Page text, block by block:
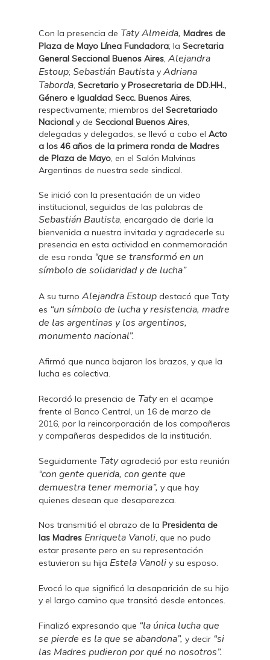
Con la presencia de Taty Almeida, Madres de
Plaza de Mayo Línea Fundadora; laSecretaria
General Seccional Buenos Aires,Alejandra
Estoup;Sebastián Bautista yAdriana
Taborda,Secretario y Prosecretaria de DD.HH.,
Género e Igualdad Secc. Buenos Aires,
respectivamente; miembros delSecretariado
Nacional y deSeccional Buenos Aires,
delegadas y delegados, se llevó a cabo elActo
a los 46 años de la primera ronda de Madres
de Plaza de Mayo, en el Salón Malvinas
Argentinas de nuestra sede sindical.
Se inició con la presentación de un video
institucional, seguidas de las palabras de
Sebastián Bautista, encargado de darle la
bienvenida a nuestra invitada y agradecerle su
presencia en esta actividad en conmemoración
de esa ronda “que se transformó en un
símbolo de solidaridad y de lucha”
A su turnoAlejandra Estoup destacó que Taty
es “un símbolo de lucha y resistencia, madre
de las argentinas y los argentinos,
monumento nacional”.
Afirmó que nunca bajaron los brazos, y que la
lucha es colectiva.
Recordó la presencia de Tatyen el acampe
frente al Banco Central, un 16 de marzo de
2016, por la reincorporación de los compañeras
y compañeras despedidos de la institución.
Seguidamente Tatyagradeció por esta reunión
“con gente querida, con gente que
demuestra tener memoria”, y que hay
quienes desean que desaparezca.
Nos transmitió el abrazo de laPresidenta de
las Madres Enriqueta Vanoli, que no pudo
estar presente pero en su representación
estuvieron su hija Estela Vanoli y su esposo.
Evocó lo que significó la desaparición de su hijo
y el largo camino que transitó desde entonces.
Finalizó expresando que “la única lucha que
se pierde es la que se abandona”,y decir “si
las Madres pudieron por qué no nosotros”.